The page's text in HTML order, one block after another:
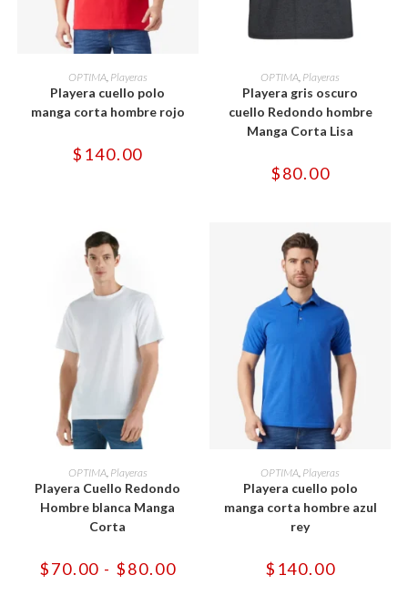
SELECCIONAR OPCIONES
Este
producto
tiene
múltiples
variantes.
se
pueden
producto
OPTIMA, Playeras
Playera cuello polo
manga corta hombre rojo
$ 140.00
SELECCIONAR OPCIONES
producto
tiene
múltiples
variantes.
opciones
elegir
producto
OPTIMA, Playeras
Playera gris oscuro
cuello Redondo hombre
Manga Corta Lisa
$80.00
SELECCIONAR OPCIONES
Este
producto
tiene
múltiples
variantes.
opciones
elegir
en
OPTIMA, Playeras
Playera Cuello Redondo
Hombre blanca Manga
Corta
$70.00 - $80.00Rango
SELECCIONAR OPCIONES
Este
producto
tiene
múltiples
variantes.
opciones
elegir
OPTIMA Playeras
Playera cuello polo
manga corta hombre azul
rey
$ 140.00